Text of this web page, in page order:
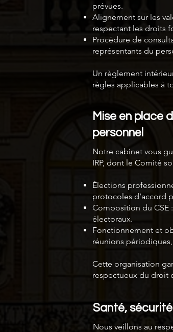
prévues.
Alignement sur les
respectant les droits
Procédure de
représentants du
Un règlement
règles applicables à
Mise en place
personnel
Notre cabinet vous
IRP, dont le Comité
Élections
protocoles d’accord
Composition du CSE
électoraux.
Fonctionnement et
réunions
Cette organisation
respectueux du droit
Santé,
Nous veillons au